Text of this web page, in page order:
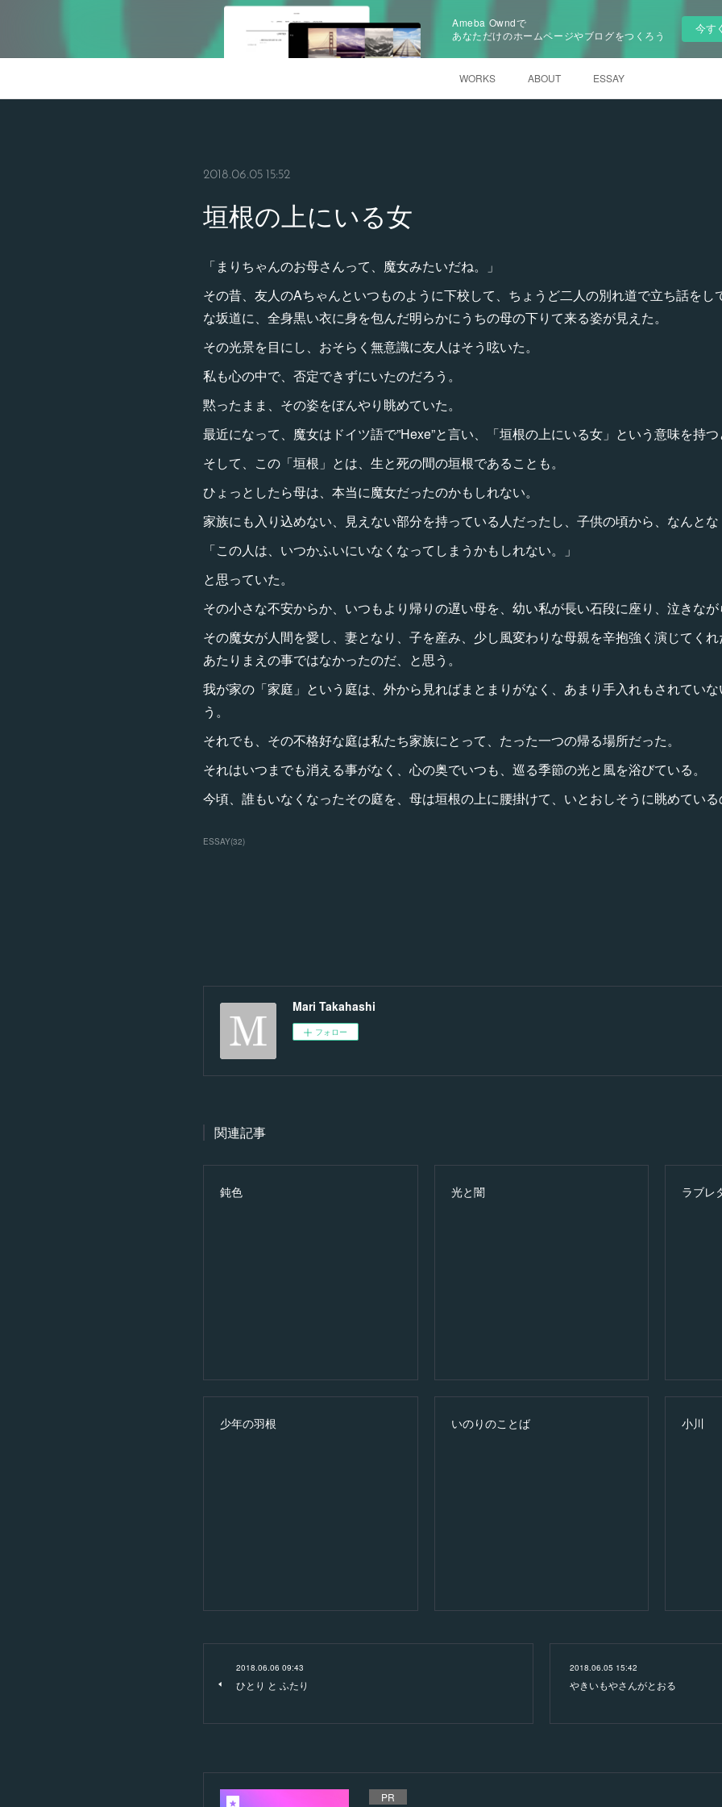
Ameba Owndで
あなただけのホームページやブログをつくろう
今す
WORKS ABOUT ESSAY
2018.06.05 15:52
垣根の上にいる女
「まりちゃんのお母さんって、魔女みたいだね。」
その昔、友人のAちゃんといつものように下校して、ちょうど二人の別れ道で立ち話をし
な坂道に、全身黒い衣に身を包んだ明らかにうちの母の下りて来る姿が見えた。
その光景を目にし、おそらく無意識に友人はそう呟いた。
私も心の中で、否定できずにいたのだろう。
黙ったまま、その姿をぼんやり眺めていた。
最近になって、魔女はドイツ語で”Hexe”と言い、「垣根の上にいる女」という意味を持
そして、この「垣根」とは、生と死の間の垣根であることも。
ひょっとしたら母は、本当に魔女だったのかもしれない。
家族にも入り込めない、見えない部分を持っている人だったし、子供の頃から、なんとな
「この人は、いつかふいにいなくなってしまうかもしれない。」
と思っていた。
その小さな不安からか、いつもより帰りの遅い母を、幼い私が長い石段に座り、泣きな
その魔女が人間を愛し、妻となり、子を産み、少し風変わりな母親を辛抱強く演じてく
あたりまえの事ではなかったのだ、と思う。
我が家の「家庭」という庭は、外から見ればまとまりがなく、あまり手入れもされてい
う。
それでも、その不格好な庭は私たち家族にとって、たった一つの帰る場所だった。
それはいつまでも消える事がなく、心の奥でいつも、巡る季節の光と風を浴びている。
今頃、誰もいなくなったその庭を、母は垣根の上に腰掛けて、いとおしそうに眺めてい
ESSAY(32)
Mari Takahashi
フォロー
関連記事
鈍色 光と闇 ラブレ
少年の羽根 いのりのことば 小川
2018.06.06 09:43
ひとり と ふたり
2018.06.05 15:42
やきいもやさんがとおる
PR